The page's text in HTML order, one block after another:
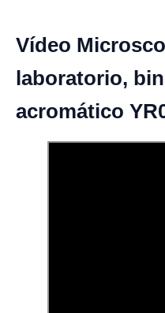
Vídeo
laboratorio,
acromático